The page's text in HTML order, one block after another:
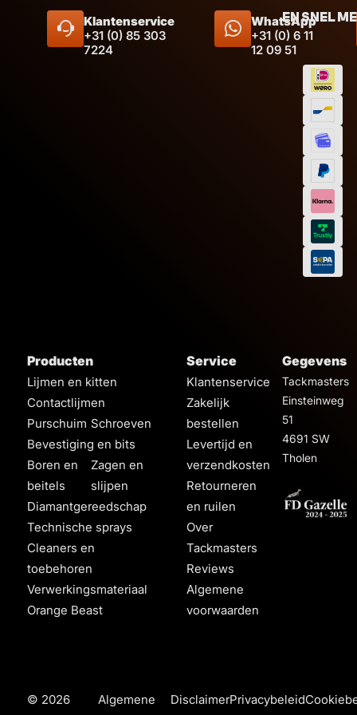
Klantenservice
+31 (0) 85 303
7224
WhatsApp
+31 (0) 6 11
12 09 51
EN SNEL
Producten
Lijmen en kitten
Contactlijmen
Purschuim Schroeven
Bevestiging en bits
Boren en
beitels
Zagen en
slijpen
Diamantgereedschap
Technische sprays
Cleaners en
toebehoren
Verwerkingsmateriaal
Orange Beast
Service
Klantenservice
Zakelijk
bestellen
Levertijd en
verzendkosten
Retourneren
en ruilen
Over
Tackmasters
Reviews
Algemene
voorwaarden
Gegevens
Tackmasters
Einsteinweg
51
4691 SW
Tholen
© 2026
Algemene
DisclaimerPrivacybeleid